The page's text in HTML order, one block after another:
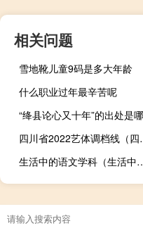
相关问题
雪地靴儿童9码是多大年龄
什么职业过年最辛苦呢
“绛县论心又十年”的出处是
四川省
生活中的语文